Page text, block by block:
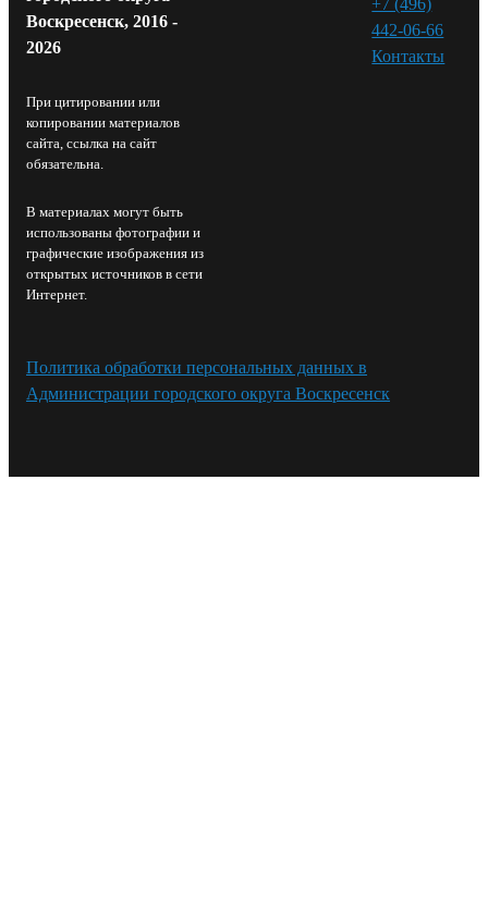
Воскресенск, 2016 -
2026
При цитировании или
копировании материалов
сайта, ссылка на сайт
обязательна.
В материалах могут быть
использованы фотографии и
графические изображения из
открытых источников в сети
Интернет.
442-06-66
Контакты⁠
Политика обработки персональных данных в
Администрации городского округа Воскресенск